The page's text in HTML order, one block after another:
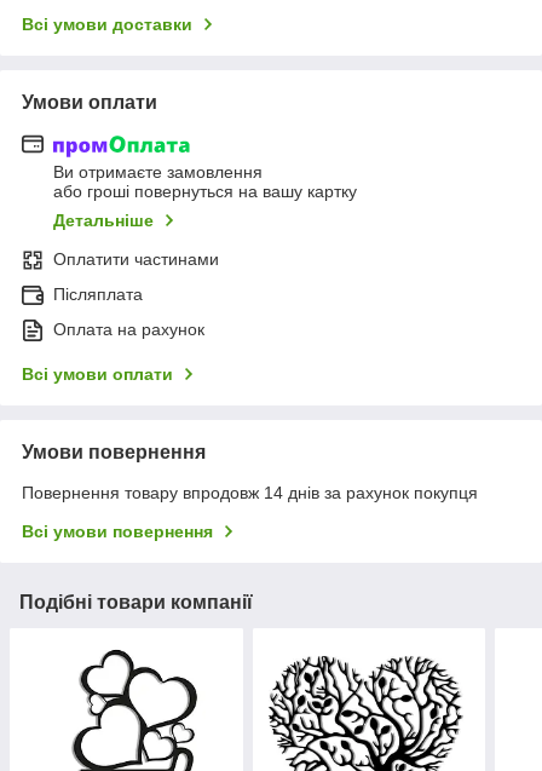
Всі умови доставки
Умови оплати
Ви отримаєте замовлення
або гроші повернуться на вашу картку
Детальніше
Оплатити частинами
Післяплата
Оплата на рахунок
Всі умови оплати
Умови повернення
Повернення товару впродовж 14 днів за рахунок покупця
Всі умови повернення
Подібні товари компанії